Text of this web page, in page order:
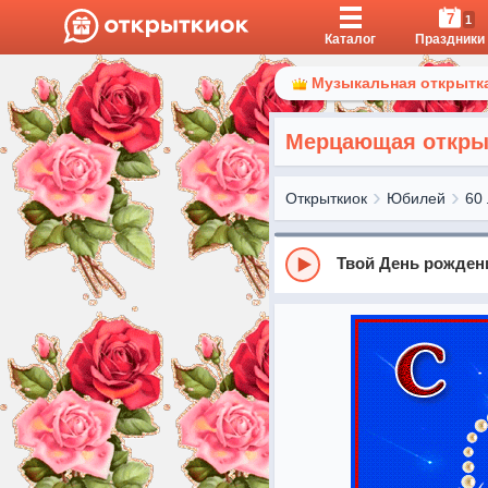
Каталог
7 1
Праздники
Музыкальная
Мерцающая
Открыткиок Юбилей 60
Твой День